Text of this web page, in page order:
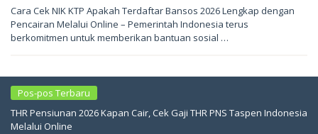
Mei
25,
2026
oleh
sukantengah
Cara Cek NIK KTP Apakah Terdaftar Bansos 2026 Lengkap dengan
Pencairan Melalui Online – Pemerintah Indonesia terus
berkomitmen untuk memberikan bantuan sosial …
Pos-pos Terbaru
THR Pensiunan 2026 Kapan Cair, Cek Gaji THR PNS Taspen Indonesia
Melalui Online